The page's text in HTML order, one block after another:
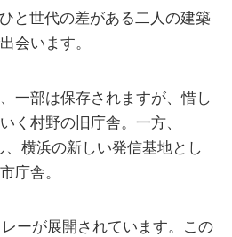
と世代の差がある二人の建築
会います。
一部は保存されますが、惜し
く村野の旧庁舎。一方、
横浜の新しい発信基地とし
庁舎。
ーが展開されています。この